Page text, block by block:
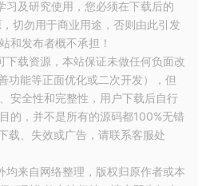
习及研究使用，您必须在下载后的
切勿用于商业用途，否则由此引发
和发布者概不承担！
下载资源，本站保证未做任何负面改
功能等正面优化或二次开发），但
安全性和完整性，用户下载后自行
的，并不是所有的源码都100%无错
载、失效或广告，请联系客服处
均来自网络整理，版权归原作者或本